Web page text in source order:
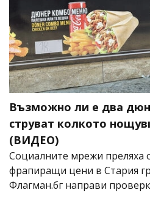
Възможно ли е два
струват колкото
(ВИДЕО)
Социалните мрежи преляха
фрапиращи цени в Стария
Флагман.бг направи